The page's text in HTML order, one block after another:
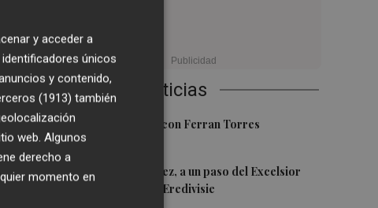
Últimas Noticias
1
Foios se vuelca con Ferran Torres
2 Mario Domínguez, a un paso del Excelsior
Róterdam de la Eredivisie
y acceder a
únicos
y contenido,
(1913) también
web. Algunos
derecho a
momento en